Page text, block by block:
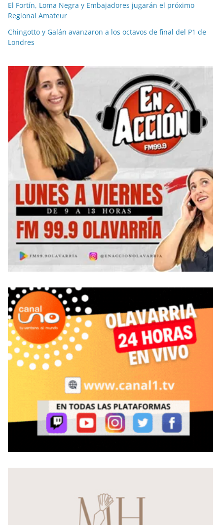
El Fortín, Loma Negra y Embajadores jugarán el próximo
Regional Amateur
Chingotto y Galán avanzaron a los octavos de final del P1 de
Londres